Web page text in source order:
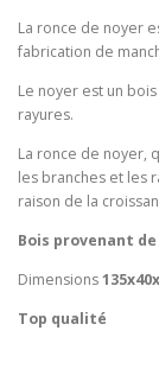
La ronce de noyer
fabrication de
Le noyer est un
rayures.
La ronce de noyer,
les branches et les
raison de la
Bois provenant
Dimensions
Top qualité